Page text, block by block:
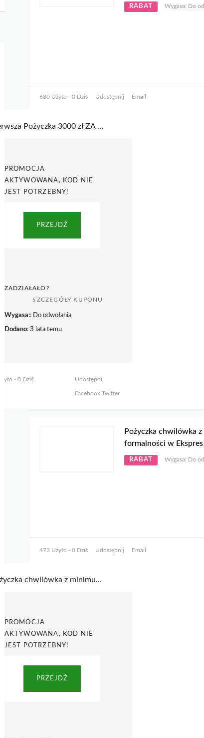
RABAT Wygasa: Do
630 Użyto - 0 Dziś Udostępnij Email
Pierwsza Pożyczka 3000 zł ZA DARMO – RRSO 0% w Ekspres Pożyczka
PROMOCJA
AKTYWOWANA, KOD NIE
JEST POTRZEBNY!
PRZEJDŹ
ZADZIAŁAŁO?
SZCZEGÓŁY KUPONU
Wygasa:: Do odwołania
Dodano: 3 lata temu
- 0 Dziś Udostępnij
FacebookTwitter
Pożyczka chwilówka
formalności w Ekspres
RABAT Wygasa: Do
473 Użyto - 0 Dziś Udostępnij Email
Pożyczka chwilówka z minimum formalności w Ekspres Pożyczka
PROMOCJA
AKTYWOWANA, KOD NIE
JEST POTRZEBNY!
PRZEJDŹ